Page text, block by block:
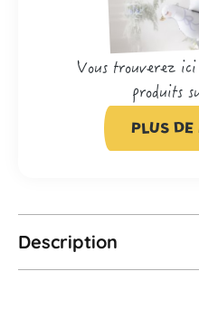
Vous trouverez
produits
PLUS DE
Description